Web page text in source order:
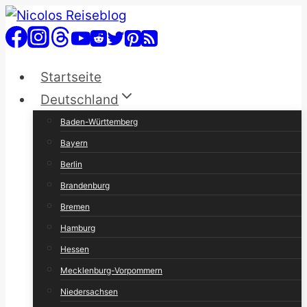
Zum
Inhalt
Startseite
Deutschland
Baden-Württemberg
Bayern
Berlin
Brandenburg
Bremen
Hamburg
Hessen
Mecklenburg-Vorpommern
Niedersachsen